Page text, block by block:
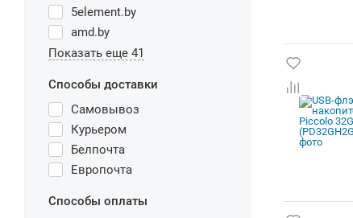
5element.by
amd.by
Показать еще 41
Способы доставки
Самовывоз
Курьером
Белпочта
Европочта
Способы оплаты